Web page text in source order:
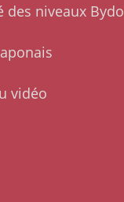
des niveaux Bydo
vidéo